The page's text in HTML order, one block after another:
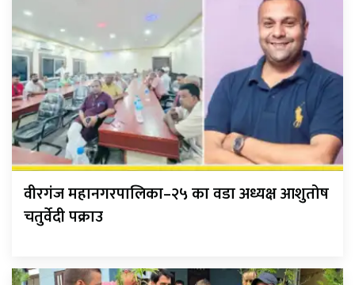
वीरगंज महानगरपालिका–२५ का वडा अध्यक्ष आशुतोष
चतुर्वेदी पक्राउ